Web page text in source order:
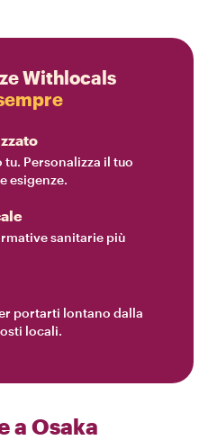
Withlocals
tu. Personalizza il tuo
esigenze.
sanitarie più
portarti lontano dalla
locali.
a Osaka